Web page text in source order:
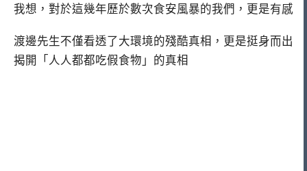
我想，對於這幾年歷於數次食安風暴的我們，更是有感
渡邊先生不僅看透了大環境的殘酷真相，更是挺身而出
揭開「人人都都吃假食物」的真相